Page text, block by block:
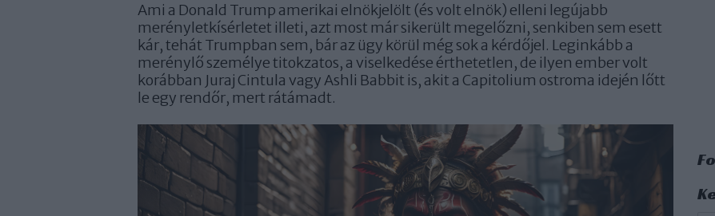
Ami a Donald Trump amerikai elnökjelölt (és volt elnök) elleni legújabb
merényletkísérletet illeti, azt most már sikerült megelőzni, senkiben sem esett
kár, tehát Trumpban sem, bár az ügy körül még sok a kérdőjel. Leginkább a
merénylő személye titokzatos, a viselkedése érthetetlen, de ilyen ember volt
korábban Juraj Cintula vagy Ashli Babbit is, akit a Capitolium ostroma idején lőtt
le egy rendőr, mert rátámadt.